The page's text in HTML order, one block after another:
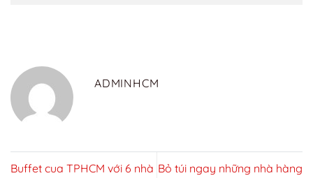
ADMINHCM
Buffet cua TPHCM với 6 nhà Bỏ túi ngay những nhà hàng